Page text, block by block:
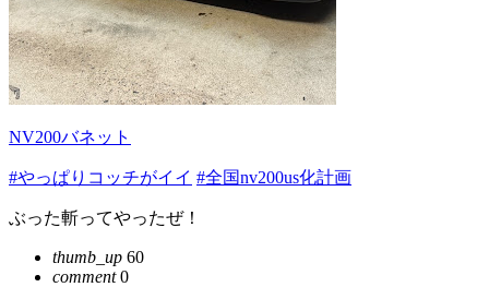
NV200バネット
#やっぱりコッチがイイ #全国nv200us化計画
ぶった斬ってやったぜ！
thumb_up 60
comment0